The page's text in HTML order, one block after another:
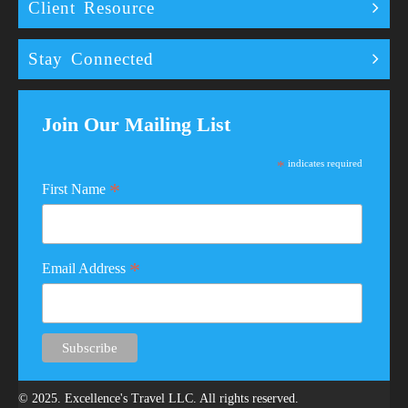
Client Resource
Stay Connected
Join Our Mailing List
* indicates required
First Name *
Email Address *
© 2025. Excellence's Travel LLC. All rights reserved.